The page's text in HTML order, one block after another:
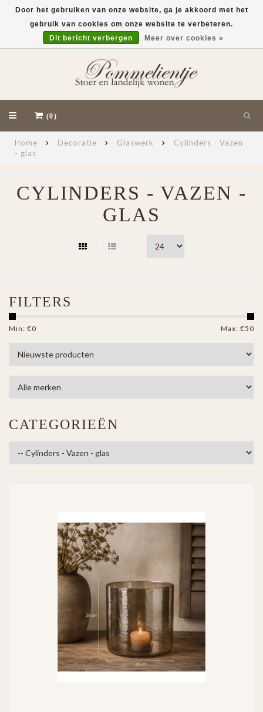
(0)
Home Decoratie Glaswerk
Cylinders - Vazen
- glas
CYLINDERS - VAZEN -
GLAS
FILTERS
Min: €0 Max: €50
CATEGORIEËN
Door het gebruiken van onze website, ga je akkoord met het
gebruik van cookies om onze website te verbeteren.
Dit bericht verbergen
Meer over cookies »